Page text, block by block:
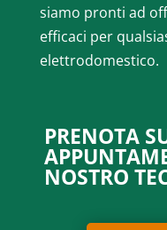
siamo pronti ad
efficaci per
elettrodomestico.
PRENOTA
NOSTRO